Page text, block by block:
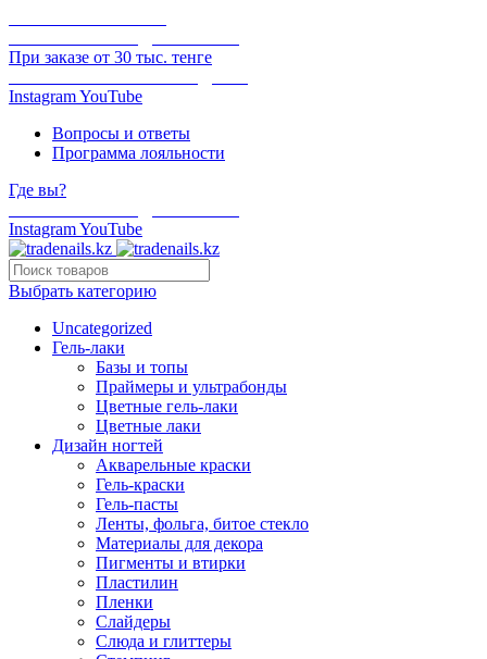
При заказе от 30 тыс. тенге
InstagramYouTube
Вопросы и ответы
Программа лояльности
Где вы?
InstagramYouTube
Выбрать категорию
Uncategorized
Гель-лаки
Базы и топы
Праймеры и ультрабонды
Цветные гель-лаки
Цветные лаки
Дизайн ногтей
Акварельные краски
Гель-краски
Гель-пасты
Ленты, фольга, битое стекло
Материалы для декора
Пигменты и втирки
Пластилин
Пленки
Слайдеры
Слюда и глиттеры